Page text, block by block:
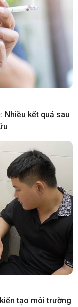
kết quả sau
tạo môi trường